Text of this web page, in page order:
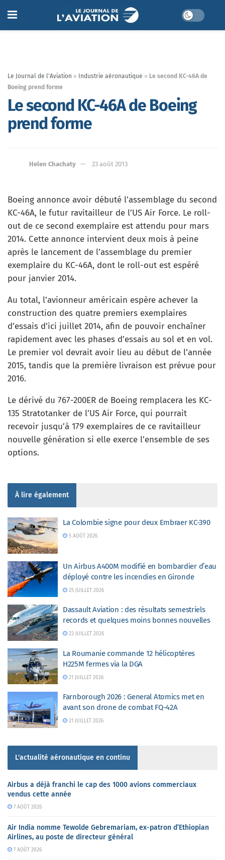
Le Journal de l'Aviation » Industrie aéronautique » Le second KC-46A de
Boeing prend forme
Le second KC-46A de Boeing
prend forme
Helen Chachaty 23 août 2013
Boeing annonce avoir débuté l’assemblage du second
KC-46A, le futur ravitailleur de l’US Air Force. Le roll-
out de ce second exemplaire est attendu pour mars
2014. Cette annonce intervient deux mois à peine
après le lancement de l’assemblage du premier
exemplaire du KC-46A, dont le roll-out est espéré
pour janvier 2014.
Au total, l’avionneur américain espère achever la
construction des quatre premiers exemplaires
d’essais d’ici juillet 2014, afin de pouvoir enchaîner
rapidement avec les phases d’essais au sol et en vol.
Le premier vol devrait avoir lieu au début de l’année
2015, tandis que la première livraison est prévue pour
2016.
Le dérivé du 767-200ER de Boeing remplacera les KC-
135 Stratotanker de l’US Air Force, qui pourrait
recevoir jusqu’à 179 exemplaires de ce ravitailleur
nouvelle génération si elle exerce l’ensemble de ses
options.
À lire également
La Colombie signe pour deux Embraer KC-390
5 AOÛT 2026
Un Airbus A400M modifié en bombardier d’eau
déployé contre les incendies en Gironde
25 JUILLET 2026
Dassault Aviation : des résultats semestriels
records et quelques moins bonnes nouvelles
23 JUILLET 2026
La Roumanie commande 12 hélicoptères
H225M fermes via la DGA
21 JUILLET 2026
Farnborough 2026 : General Atomics met en
avant son drone de combat FQ-42A
21 JUILLET 2026
L'actualité aéronautique en continu
Airbus a déjà franchi le cap des 1000 avions commerciaux
vendus cette année
7 AOÛT 2026
Air India nomme Tewolde Gebremariam, ex-patron d’Ethiopian
Airlines, au poste de directeur général
7 AOÛT 2026